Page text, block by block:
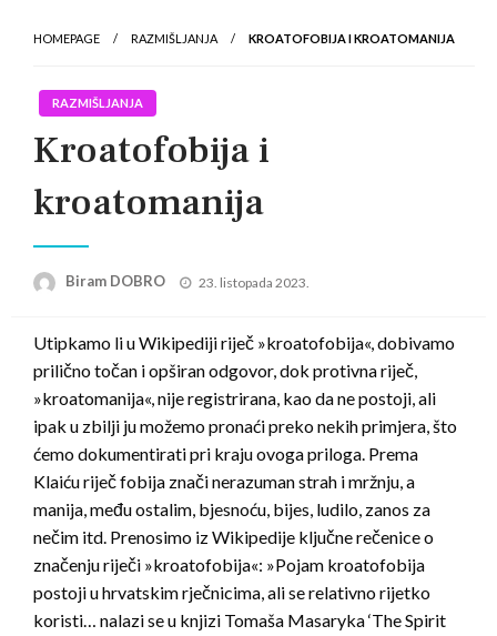
HOMEPAGE RAZMIŠLJANJA KROATOFOBIJA I KROATOMANIJA
RAZMIŠLJANJA
Kroatofobija i
kroatomanija
Biram DOBRO
Posted
23. listopada 2023.
Utipkamo li u Wikipediji riječ »kroatofobija«, dobivamo
prilično točan i opširan odgovor, dok protivna riječ,
»kroatomanija«, nije registrirana, kao da ne postoji, ali
ipak u zbilji ju možemo pronaći preko nekih primjera, što
ćemo dokumentirati pri kraju ovoga priloga. Prema
Klaiću riječ fobija znači nerazuman strah i mržnju, a
manija, među ostalim, bjesnoću, bijes, ludilo, zanos za
nečim itd. Prenosimo iz Wikipedije ključne rečenice o
značenju riječi »kroatofobija«: »Pojam kroatofobija
postoji u hrvatskim rječnicima, ali se relativno rijetko
koristi… nalazi se u knjizi Tomaša Masaryka ‘The Spirit